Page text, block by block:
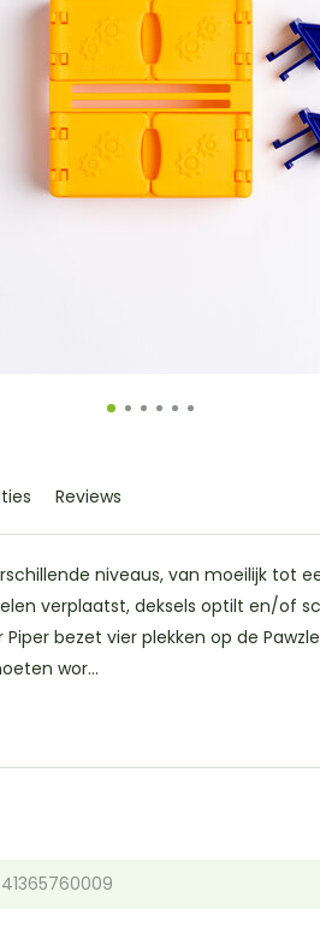
Reviews
niveaus, van moeilijk tot
verplaatst, deksels optilt en/of
bezet vier plekken op de
wor...